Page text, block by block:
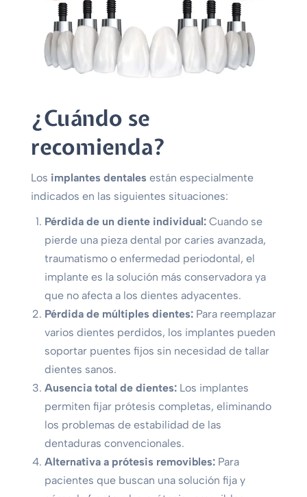
¿Cuándo se
recomienda?
Los implantes dentalesestán especialmente
indicados en las siguientes situaciones:
Pérdida de un diente individual:Cuando se
pierde una pieza dental por caries avanzada,
traumatismo o enfermedad periodontal, el
implante es la solución más conservadora ya
que no afecta a los dientes adyacentes.
Pérdida de múltiples dientes:Para reemplazar
varios dientes perdidos, los implantes pueden
soportar puentes fijos sin necesidad de tallar
dientes sanos.
Ausencia total de dientes:Los implantes
permiten fijar prótesis completas, eliminando
los problemas de estabilidad de las
dentaduras convencionales.
Alternativa a prótesis removibles:Para
pacientes que buscan una solución fija y